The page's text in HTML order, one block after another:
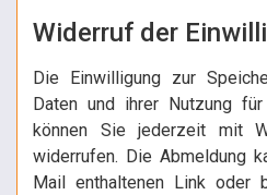
Widerruf der
Die Einwilligung zur
Daten und ihrer Nutzung
können Sie jederzeit mit
widerrufen. Die Abmeldung
Mail enthaltenen Link oder